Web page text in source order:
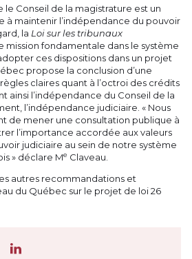
le Conseil de la magistrature est un
à maintenir l’indépendance du pouvoir
la Loi sur les tribunaux
mission fondamentale dans le système
ces dispositions dans un projet
propose la conclusion d’une
claires quant à l’octroi des crédits
ainsi l’indépendance du Conseil de la
l’indépendance judiciaire. « Nous
de mener une consultation publique à
l’importance accordée aux valeurs
judiciaire au sein de notre système
» déclare Me Claveau.
autres recommandations et
du Québec sur le projet de loi 26